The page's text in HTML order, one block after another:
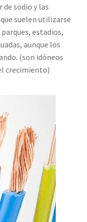
sodio y las
suelen utilizarse
estadios,
aunque los
(son idóneos
crecimiento)